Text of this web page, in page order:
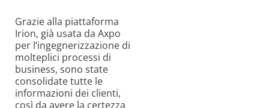
Grazie alla piattaforma
Irion, già usata da Axpo
per l’ingegnerizzazione di
molteplici processi di
business, sono state
consolidate tutte le
informazioni dei clienti,
così da avere la certezza